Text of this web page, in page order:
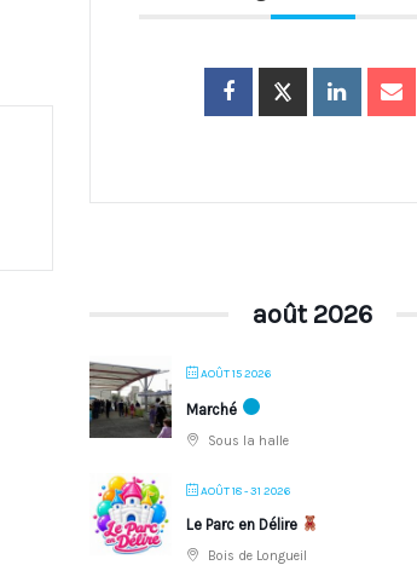
août 2026
AOÛT 15 2026
Marché
Sous la halle
AOÛT 18 - 31 2026
Le Parc en Délire
Bois de Longueil